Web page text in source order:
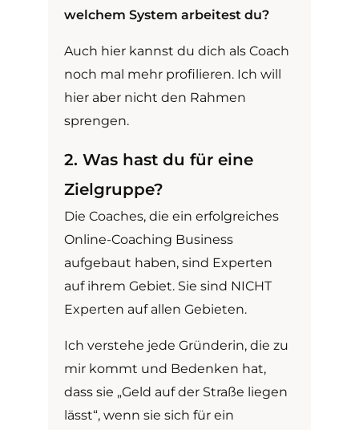
welchem System arbeitest du?
Auch hier kannst du dich als Coach
noch mal mehr profilieren. Ich will
hier aber nicht den Rahmen
sprengen.
2. Was hast du für eine
Zielgruppe?
Die Coaches, die ein erfolgreiches
Online-Coaching Business
aufgebaut haben, sind Experten
auf ihrem Gebiet. Sie sind NICHT
Experten auf allen Gebieten.
Ich verstehe jede Gründerin, die zu
mir kommt und Bedenken hat,
dass sie „Geld auf der Straße liegen
lässt“, wenn sie sich für ein